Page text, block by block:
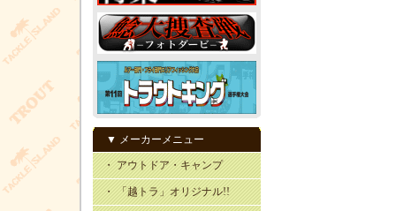
▼ メーカーメニュー
・ アウトドア・キャンプ
・ 「越トラ」オリジナル!!